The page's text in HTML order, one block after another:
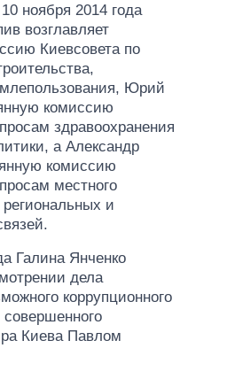
ноября 2014 года
возглавляет
Киевсовета по
Юрий
комиссию
здравоохранения
а Александр
комиссию
местного
и
Галина Янченко
дела
коррупционного
Киева Павлом